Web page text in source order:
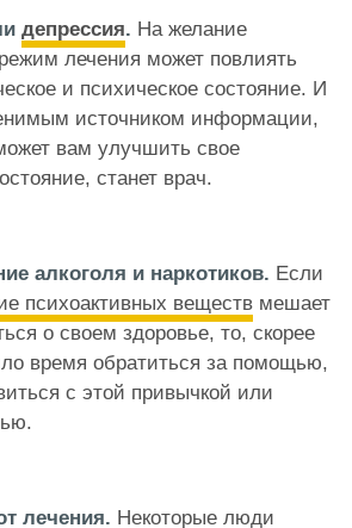
депрессия. На желание
лечения может повлиять
и психическое состояние. И
источником информации,
вам улучшить свое
, станет врач.
алкоголя и наркотиков. Если
психоактивных веществ мешает
о своем здоровье, то, скорее
время обратиться за помощью,
с этой привычкой или
лечения. Некоторые люди